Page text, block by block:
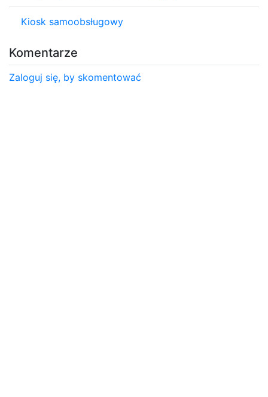
Kiosk samoobsługowy
Komentarze
Zaloguj się, by skomentować